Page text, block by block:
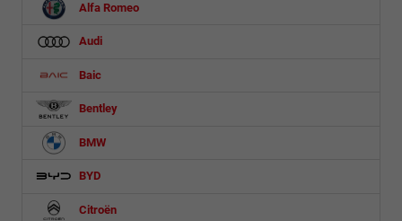
Alfa Romeo
Audi
Baic
Bentley
BMW
BYD
Citroën